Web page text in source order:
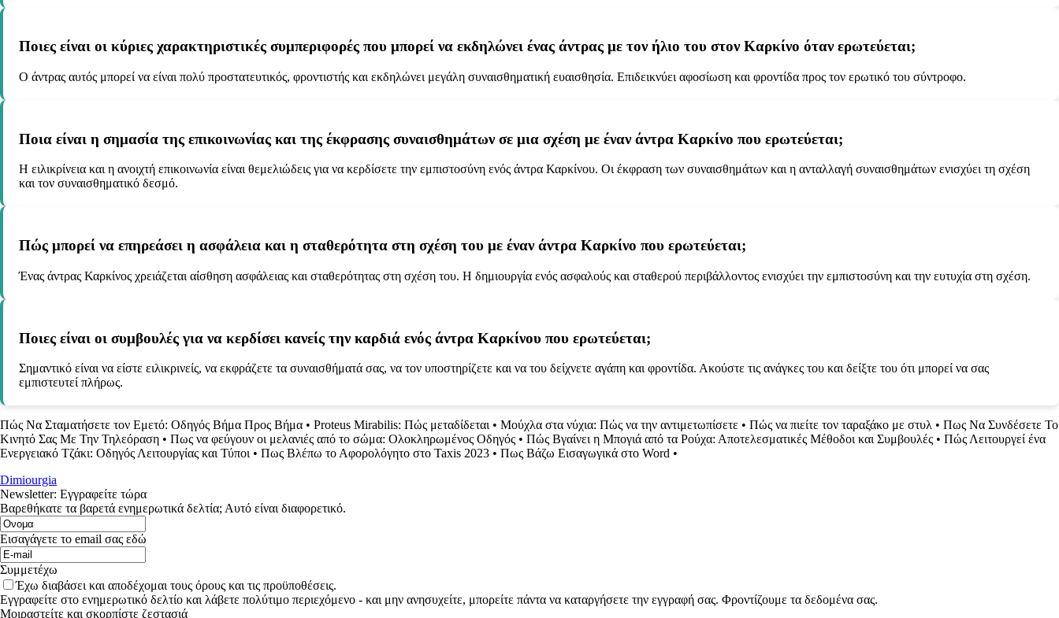
Ποιες είναι οι κύριες χαρακτηριστικές συμπεριφορές που μπορεί να εκδηλώνει ένας άντρας με τον ήλιο του στον Καρκίνο όταν ερωτεύεται;
Ο άντρας αυτός μπορεί να είναι πολύ προστατευτικός, φροντιστής και εκδηλώνει μεγάλη συναισθηματική ευαισθησία. Επιδεικνύει αφοσίωση και φροντίδα προς τον ερωτικό του σύντροφο.
Ποια είναι η σημασία της επικοινωνίας και της έκφρασης συναισθημάτων σε μια σχέση με έναν άντρα Καρκίνο που ερωτεύεται;
Η ειλικρίνεια και η ανοιχτή επικοινωνία είναι θεμελιώδεις για να κερδίσετε την εμπιστοσύνη ενός άντρα Καρκίνου. Οι έκφραση των συναισθημάτων και η ανταλλαγή συναισθημάτων ενισχύει τη σχέση
και τον συναισθηματικό δεσμό.
Πώς μπορεί να επηρεάσει η ασφάλεια και η σταθερότητα στη σχέση του με έναν άντρα Καρκίνο που ερωτεύεται;
Ένας άντρας Καρκίνος χρειάζεται αίσθηση ασφάλειας και σταθερότητας στη σχέση του. Η δημιουργία ενός ασφαλούς και σταθερού περιβάλλοντος ενισχύει την εμπιστοσύνη και την ευτυχία στη σχέση.
Ποιες είναι οι συμβουλές για να κερδίσει κανείς την καρδιά ενός άντρα Καρκίνου που ερωτεύεται;
Σημαντικό είναι να είστε ειλικρινείς, να εκφράζετε τα συναισθήματά σας, να τον υποστηρίζετε και να του δείχνετε αγάπη και φροντίδα. Ακούστε τις ανάγκες του και δείξτε του ότι μπορεί να σας
εμπιστευτεί πλήρως.
Πώς Να Σταματήσετε τον Εμετό: Οδηγός Βήμα Προς Βήμα • Proteus Mirabilis: Πώς μεταδίδεται • Μούχλα στα νύχια: Πώς να την αντιμετωπίσετε • Πώς να πιείτε τον ταραξάκο με στυλ • Πως Να Συνδέσετε Το
Κινητό Σας Με Την Τηλεόραση • Πως να φεύγουν οι μελανιές από το σώμα: Ολοκληρωμένος Οδηγός • Πώς Βγαίνει η Μπογιά από τα Ρούχα: Αποτελεσματικές Μέθοδοι και Συμβουλές • Πώς Λειτουργεί ένα
Ενεργειακό Τζάκι: Οδηγός Λειτουργίας και Τύποι • Πως Βλέπω το Αφορολόγητο στο Taxis 2023 • Πως Βάζω Εισαγωγικά στο Word •
Dimiourgia
Newsletter: Εγγραφείτε τώρα
Βαρεθήκατε τα βαρετά ενημερωτικά δελτία; Αυτό είναι διαφορετικό.
Εισαγάγετε το email σας εδώ
Συμμετέχω
Έχω διαβάσει και αποδέχομαι τους όρους και τις προϋποθέσεις.
Εγγραφείτε στο ενημερωτικό δελτίο και λάβετε πολύτιμο περιεχόμενο - και μην ανησυχείτε, μπορείτε πάντα να καταργήσετε την εγγραφή σας. Φροντίζουμε τα δεδομένα σας.
Μοιραστείτε και σκορπίστε ζεστασιά